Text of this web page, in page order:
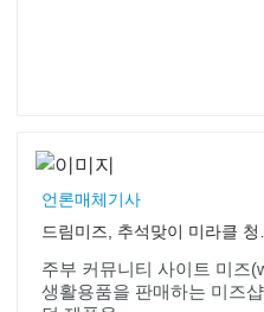
언론매체기사
드림미
주부 커뮤니티 사이트 미즈
생활용품을 판매하는 미즈